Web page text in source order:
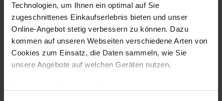
Technologien, um Ihnen ein optimal auf Sie
zugeschnittenes Einkaufserlebnis bieten und unser
Online-Angebot stetig verbessern zu können. Dazu
kommen auf unseren Webseiten verschiedene Arten von
Cookies zum Einsatz, die Daten sammeln, wie Sie
unsere Angebote auf welchen Geräten nutzen.
Technisch erforderliche Cookies sind eine notwendige
Passform super. Leider haben Shirts mit
Elastan die Tendenz etwas einzugehen.
29.07.2026